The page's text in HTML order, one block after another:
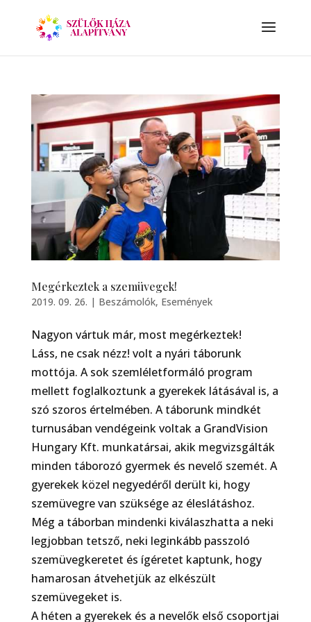
Megérkeztek a szemüvegek!
2019. 09. 26. | Beszámolók, Események
Nagyon vártuk már, most megérkeztek!
Láss, ne csak nézz! volt a nyári táborunk
mottója. A sok szemléletformáló program
mellett foglalkoztunk a gyerekek látásával is, a
szó szoros értelmében. A táborunk mindkét
turnusában vendégeink voltak a GrandVision
Hungary Kft. munkatársai, akik megvizsgálták
minden táborozó gyermek és nevelő szemét. A
gyerekek közel negyedéről derült ki, hogy
szemüvegre van szüksége az éleslátáshoz.
Még a táborban mindenki kiválaszhatta a neki
legjobban tetsző, neki leginkább passzoló
szemüvegkeretet és ígéretet kaptunk, hogy
hamarosan átvehetjük az elkészült
szemüvegeket is.
A héten a gyerekek és a nevelők első csoportjai